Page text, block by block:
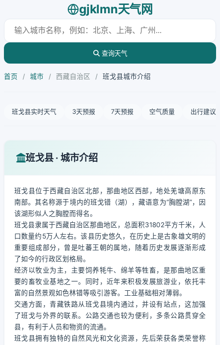
gjklmn天气网
查询天气
首页 / 城市 / 西藏自治区 / 班戈县城市介绍
班戈县实时天气 3天预报 7天预报 空气质量 出行建议
班戈县 · 城市介绍
班戈县位于西藏自治区北部，那曲地区西部，地处羌塘高原东
南部。其名称源于境内的班戈错（湖），藏语意为“胸膛湖”，因
该湖形似人之胸膛而得名。
班戈县隶属于西藏自治区那曲地区，总面积31802平方千米，人
口数量约5万人左右。该县历史悠久，在历史上是古象雄文明的
重要组成部分，曾是吐蕃王朝的属地，随着历史发展逐渐形成
了如今的行政区划格局。
经济以牧业为主，主要饲养牦牛、绵羊等牲畜，是那曲地区重
要的畜牧业基地之一。同时，近年来积极发展旅游业，依托丰
富的自然景观如色林错等吸引游客。工业基础相对薄弱。
交通方面，青藏铁路从班戈县境内通过，并设有站点，这加强
了班戈与外界的联系。公路交通也较为便利，多条公路贯穿全
县，有利于人员和物资的流通。
班戈县拥有独特的自然风光和文化资源，先后荣获各类荣誉称